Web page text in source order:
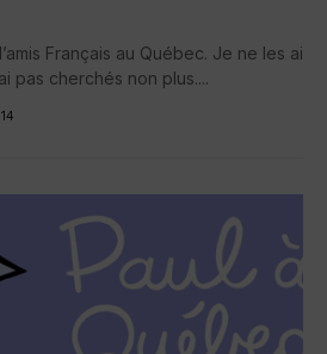
Français au Québec. Je ne les ai
pas cherchés non plus....